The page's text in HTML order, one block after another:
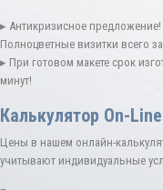
▸ Антикризисное предложение!
Полноцветные визитки всего
▸ При готовом макете срок
минут!
Калькулятор On-Line
Цены в нашем онлайн-
учитывают индивидуальные